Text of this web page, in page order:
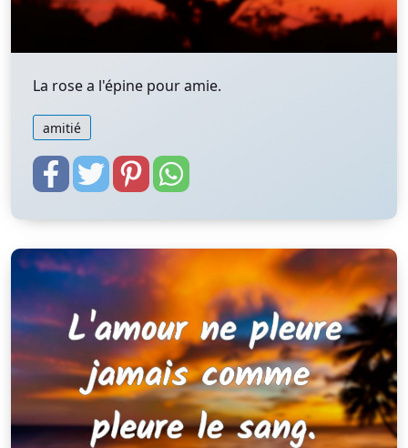
La rose a l'épine pour amie.
amitié